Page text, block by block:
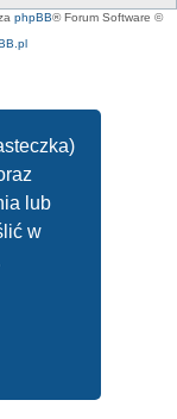
lub
w
phpBB® Forum Software ©